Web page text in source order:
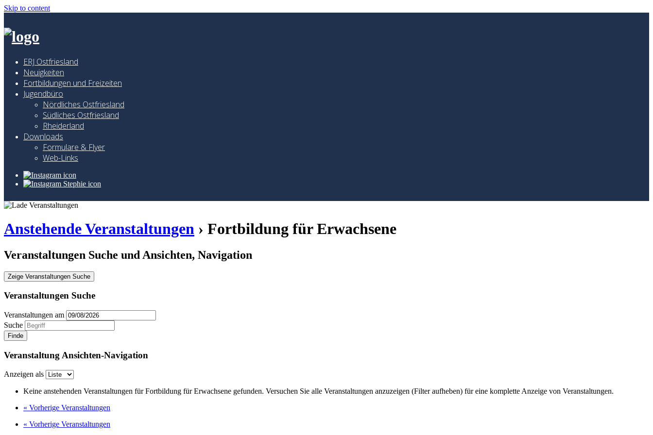
Skip to content
ERJ Ostfriesland
Neuigkeiten
Fortbildungen und Freizeiten
Jugendbüro
Nördliches Ostfriesland
Südliches Ostfriesland
Rheiderland
Downloads
Formulare & Flyer
Web-Links
Anstehende Veranstaltungen › Fortbildung für Erwachsene
Veranstaltungen Suche und Ansichten, Navigation
Zeige Veranstaltungen Suche
Veranstaltungen Suche
Veranstaltungen am
Suche
Veranstaltung Ansichten-Navigation
Anzeigen als
Keine anstehenden Veranstaltungen für Fortbildung für Erwachsene gefunden. Versuchen Sie alle Veranstaltungen anzuzeigen (Filter aufheben) für eine komplette Anzeige von Veranstaltungen.
« Vorherige Veranstaltungen
« Vorherige Veranstaltungen